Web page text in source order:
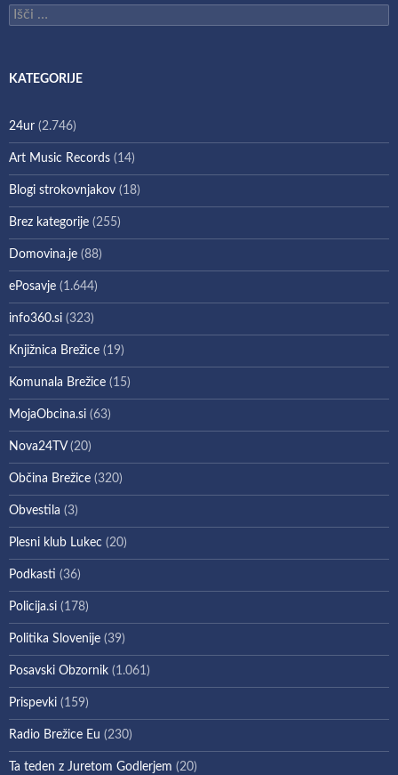
Išči:
KATEGORIJE
24ur (2.746)
Art Music Records (14)
Blogi strokovnjakov (18)
Brez kategorije (255)
Domovina.je (88)
ePosavje (1.644)
info360.si (323)
Knjižnica Brežice (19)
Komunala Brežice (15)
MojaObcina.si (63)
Nova24TV(20)
Občina Brežice (320)
Obvestila (3)
Plesni klub Lukec (20)
Podkasti (36)
Policija.si (178)
Politika Slovenije (39)
Posavski Obzornik (1.061)
Prispevki (159)
Radio Brežice Eu (230)
Ta teden z Juretom Godlerjem (20)